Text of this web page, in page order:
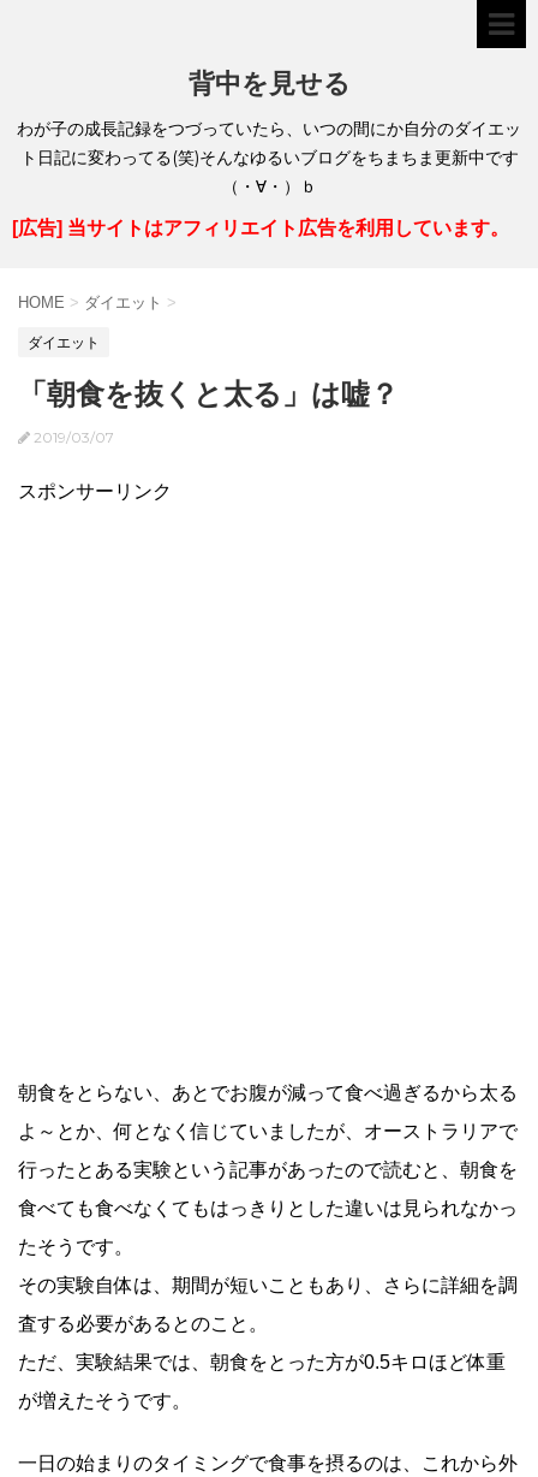
背中を見せる
わが子の成長記録をつづっていたら、いつの間にか自分のダイエッ
ト日記に変わってる(笑)そんなゆるいブログをちまちま更新中です
（・∀・）ｂ
[広告] 当サイトはアフィリエイト広告を利用しています。
HOME > ダイエット >
ダイエット
「朝食を抜くと太る」は嘘？
2019/03/07
スポンサーリンク
朝食をとらない、あとでお腹が減って食べ過ぎるから太る
よ～とか、何となく信じていましたが、オーストラリアで
行ったとある実験という記事があったので読むと、朝食を
食べても食べなくてもはっきりとした違いは見られなかっ
たそうです。
その実験自体は、期間が短いこともあり、さらに詳細を調
査する必要があるとのこと。
ただ、実験結果では、朝食をとった方が0.5キロほど体重
が増えたそうです。
一日の始まりのタイミングで食事を摂るのは、これから外